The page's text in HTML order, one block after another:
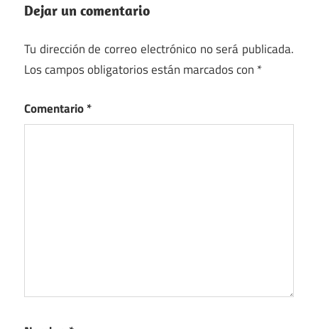
Dejar un comentario
Tu dirección de correo electrónico no será publicada.
Los campos obligatorios están marcados con *
Comentario*